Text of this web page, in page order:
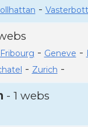
-
Fribourg - Geneve -
- Zurich -
- 1 webs